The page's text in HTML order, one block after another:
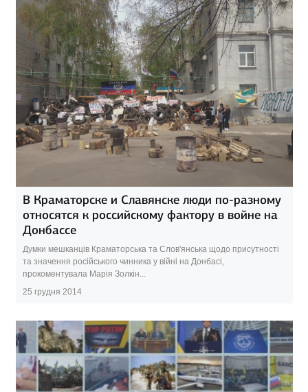
В Краматорске и Славянске люди по-разному
относятся к российскому фактору в войне на
Донбассе
Думки мешканців Краматорська та Слов'янська щодо присутності
та значення російського чинника у війні на Донбасі,
прокоментувала Марія Золкін...
25 грудня 2014